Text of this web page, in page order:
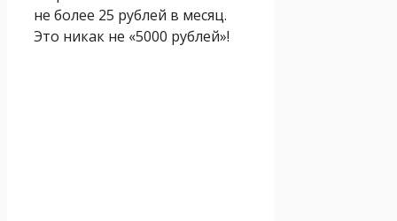
не более 25 рублей в месяц.
Это никак не «5000 рублей»!